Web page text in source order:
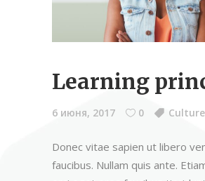
Learning
6 июня, 2017 0 Culture
Donec vitae sapien ut libero
faucibus. Nullam quis ante.